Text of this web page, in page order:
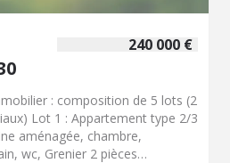
240 000 €
: composition de 5 lots (2
Lot 1 : Appartement type 2/3
aménagée, chambre,
wc, Grenier 2 pièces